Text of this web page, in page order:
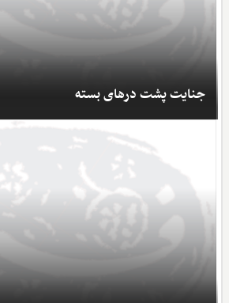
جنایت پشت درهای بسته